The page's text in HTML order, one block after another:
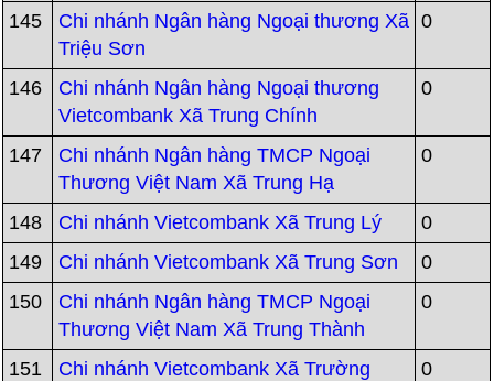
145
Chi nhánh Ngân hàng Ngoại thương Xã
Triệu Sơn
0
146
Chi nhánh Ngân hàng Ngoại thương
Vietcombank Xã Trung Chính
0
147
Chi nhánh Ngân hàng TMCP Ngoại
Thương Việt Nam Xã Trung Hạ
0
148 Chi nhánh Vietcombank Xã Trung Lý
0
149
Chi nhánh Vietcombank Xã Trung Sơn
0
150
Chi nhánh Ngân hàng TMCP Ngoại
Thương Việt Nam Xã Trung Thành
0
151
Chi nhánh Vietcombank Xã Trường
0